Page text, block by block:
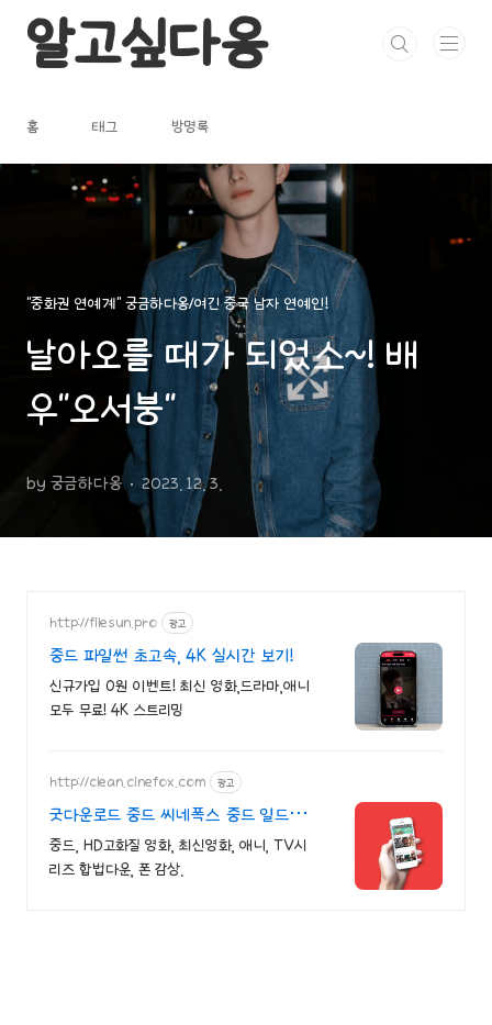
알고싶다옹
홈 태그 방명록
"중화권 연예계" 궁금하다옹/여긴 중국 남자 연예인!
날아오를 때가 되었소~! 배
우"오서붕"
by 궁금하다옹 2023. 12. 3.
http://filesun.pro 광고
중드 파일썬 초고속, 4K 실시간 보기!
신규가입 0원 이벤트! 최신 영화,드라마,애니
모두 무료! 4K 스트리밍
http://clean.cinefox.com 광고
굿다운로드 중드 씨네폭스 중드 일드
30%할인
중드, HD고화질 영화, 최신영화, 애니, TV시
리즈 합법다운, 폰 감상.